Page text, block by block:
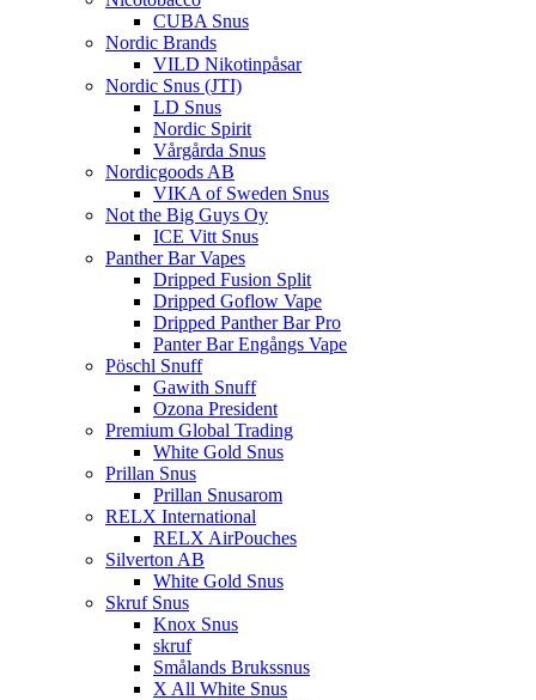
CUBA Snus
Nordic Brands
VILD Nikotinpåsar
Nordic Snus (JTI)
LD Snus
Nordic Spirit
Vårgårda Snus
Nordicgoods AB
VIKA of Sweden Snus
Not the Big Guys Oy
ICE Vitt Snus
Panther Bar Vapes
Dripped Fusion Split
Dripped Goflow Vape
Dripped Panther Bar Pro
Panter Bar Engångs Vape
Pöschl Snuff
Gawith Snuff
Ozona President
Premium Global Trading
White Gold Snus
Prillan Snus
Prillan Snusarom
RELX International
RELX AirPouches
Silverton AB
White Gold Snus
Skruf Snus
Knox Snus
skruf
Smålands Brukssnus
X All White Snus